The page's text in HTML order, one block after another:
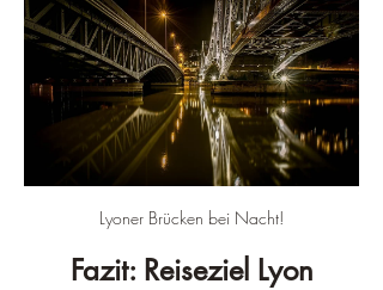
Lyoner Brücken bei Nacht!
Fazit: Reiseziel Lyon